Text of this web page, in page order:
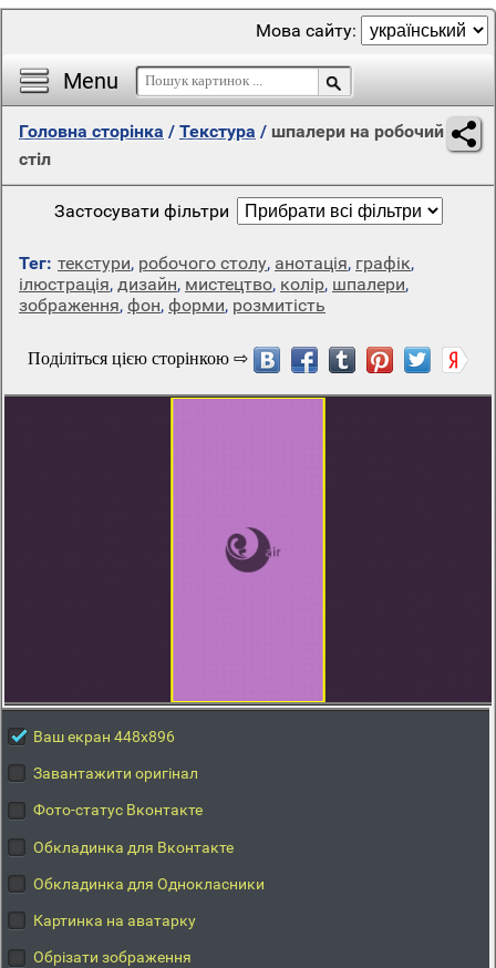
Menu
Мова сайту:
Головна сторінка / Текстура / шпалери на робочий
стіл
Застосувати фільтри
Тег: текстури, робочого столу, анотація, графік,
ілюстрація, дизайн, мистецтво, колір, шпалери,
зображення, фон, форми, розмитість
Ваш екран 448x896
Завантажити оригінал
Фото-статус Вконтакте
Обкладинка для Вконтакте
Обкладинка для Однокласники
Картинка на аватарку
Обрізати зображення